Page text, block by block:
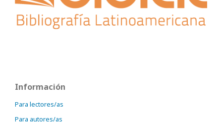
Información
Para lectores/as
Para autores/as